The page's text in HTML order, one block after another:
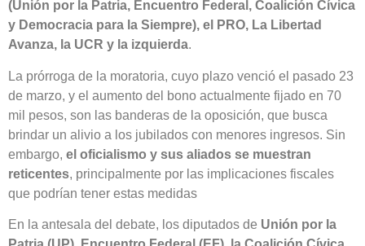
(Unión por la Patria, Encuentro Federal, Coalición Cívica
y Democracia para la Siempre), el PRO, La Libertad
Avanza, la UCR y la izquierda.
La prórroga de la moratoria, cuyo plazo venció el pasado 23
de marzo, y el aumento del bono actualmente fijado en 70
mil pesos, son las banderas de la oposición, que busca
brindar un alivio a los jubilados con menores ingresos. Sin
embargo, el oficialismo y sus aliados se muestran
reticentes, principalmente por las implicaciones fiscales
que podrían tener estas medidas
En la antesala del debate, los diputados de Unión por la